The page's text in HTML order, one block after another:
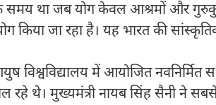
समय था जब योग केवल आश्रमों और
जा रहा है। यह भारत की
विश्वविद्यालय में आयोजित नवनिर्मित
रहे थे। मुख्यमंत्री नायब सिंह सैनी ने